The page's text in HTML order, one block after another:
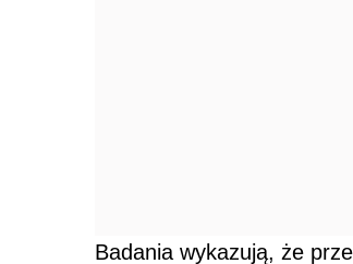
Badania wykazują, że